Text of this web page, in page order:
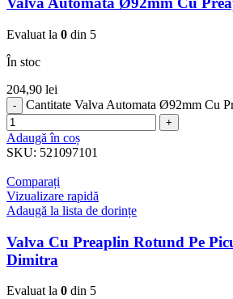
Evaluat la 0 din 5
În stoc
204,90 lei
Cantitate Valva Automata Ø92mm Cu
Adaugă în coș
SKU: 521097101
Comparați
Vizualizare rapidă
Adaugă la lista de dorințe
Valva Cu Preaplin Rotund Pe
Dimitra
Evaluat la 0 din 5